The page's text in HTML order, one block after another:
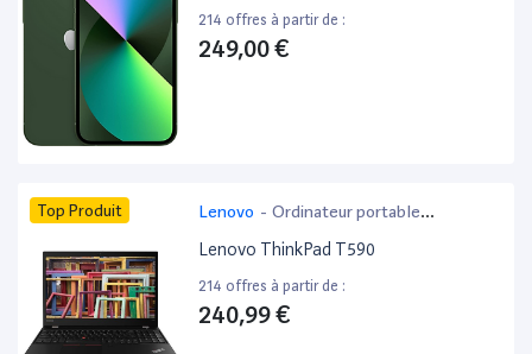
214 offres à partir de :
249,00 €
Top Produit Lenovo - Ordinateur portable
bureautique
Lenovo ThinkPad T590
214 offres à partir de :
240,99 €